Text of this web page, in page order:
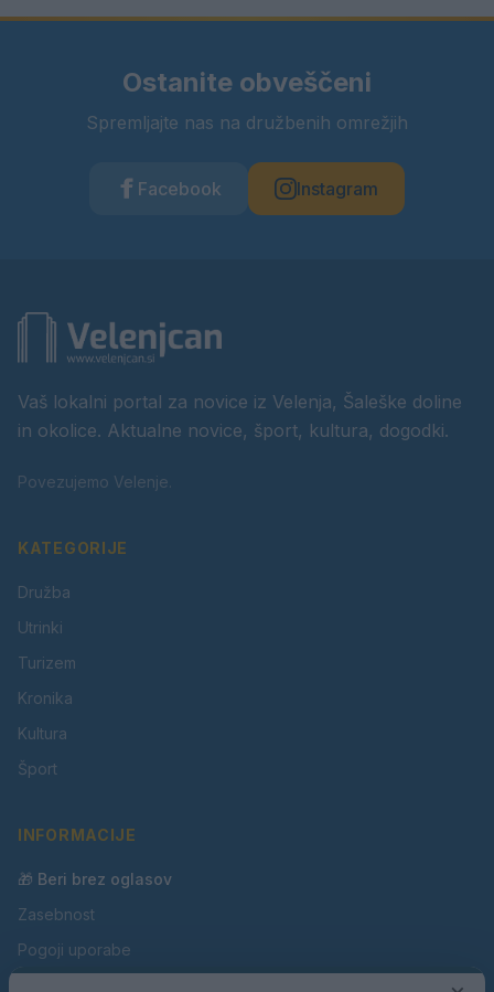
Ostanite obveščeni
Spremljajte nas na družbenih omrežjih
Facebook Instagram
Vaš lokalni portal za novice iz Velenja, Šaleške doline
in okolice. Aktualne novice, šport, kultura, dogodki.
Povezujemo Velenje.
KATEGORIJE
Družba
Utrinki
Turizem
Kronika
Kultura
Šport
INFORMACIJE
🎁 Beri brez oglasov
Zasebnost
Pogoji uporabe